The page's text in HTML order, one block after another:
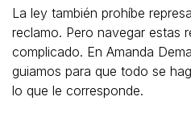
La ley también prohíbe
reclamo. Pero navegar estas
complicado. En Amanda
guiamos para que todo se
lo que le corresponde.